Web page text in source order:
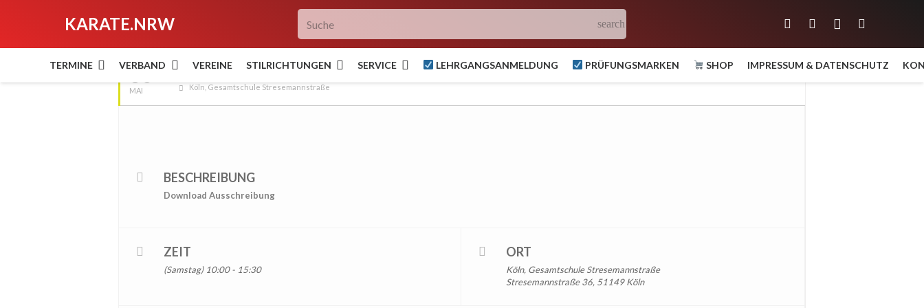
KARATE.NRW search
TERMINE VERBAND VEREINE STILRICHTUNGEN SERVICE LEHRGANGSANMELDUNG PRÜFUNGSMARKEN SHOP IMPRESSUM & DATENSCHUTZ
MAI, 2026
30
MAI
1. Porzer Shito-Ryu Tag
Köln, Gesamtschule Stresemannstraße
BESCHREIBUNG
Download Ausschreibung
ZEIT
(Samstag) 10:00 - 15:30
ORT
Köln, Gesamtschule Stresemannstraße
Stresemannstraße 36, 51149 Köln